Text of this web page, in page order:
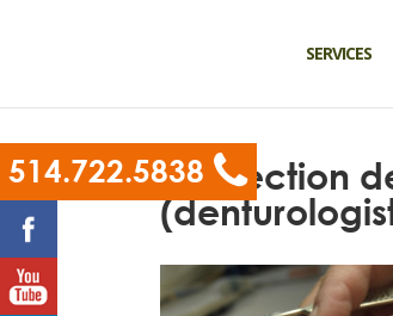
514.722.5838
SERVICES
Confection